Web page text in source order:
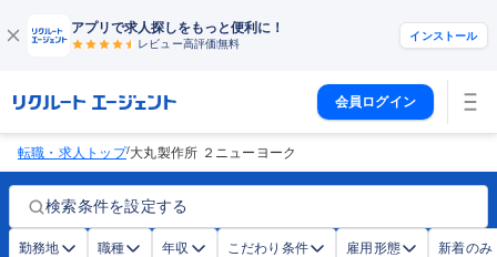
アプリで求人探しをもっと便利に！
レビュー高評価無料
インストール
会員ログイン
転職・求人トップ/大丸製作所 ２ニューヨーク
検索条件を設定する
勤務地 職種 年収 こだわり条件 雇用形態 新着のみ